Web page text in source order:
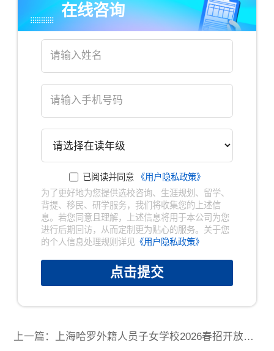
在线咨询
已阅读并同意
《用户隐私政策》
为了更好地为您提供选校咨询、生涯规划、留学、
背提、移民、研学服务，我们将收集您的上述信
息。若您同意且理解，上述信息将用于本公司为您
进行后期回访，从而定制更为贴心的服务。关于您
的个人信息处理规则详见《用户隐私政策》
点击提交
上一篇：上海哈罗外籍人员子女学校2026春招开放日｜幼小衔接 / 初高升学如何规划?